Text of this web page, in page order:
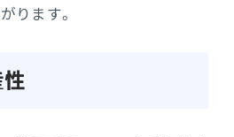
ります。